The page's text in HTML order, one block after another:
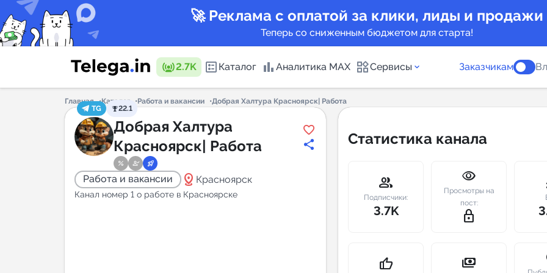
🚀 Реклама с оплатой за клики, лиды и продажи
Теперь со сниженным бюджетом для старта!
2.7K Каталог Аналитика MAX Сервисы
Каталог каналов
Горящие предложения
Индекс
Telegram
New
Заказчикам
Главная Каталог Работа и вакансии
Добрая Халтура Красноярск| Работа
TG
22.1
Добрая Халтура
Красноярск| Работа
Работа и вакансии distance Красноярск
Канал номер 1 о работе в Красноярске
Статистика канала
group
Подписчики:
3.7K
visibility
Просмотры на
пост:
lock_outline
thumb_up payments